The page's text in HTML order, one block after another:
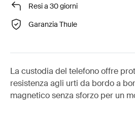
Resi a 30 giorni
Garanzia Thule
La custodia del telefono offre
resistenza agli urti da bordo a
magnetico senza sforzo per un